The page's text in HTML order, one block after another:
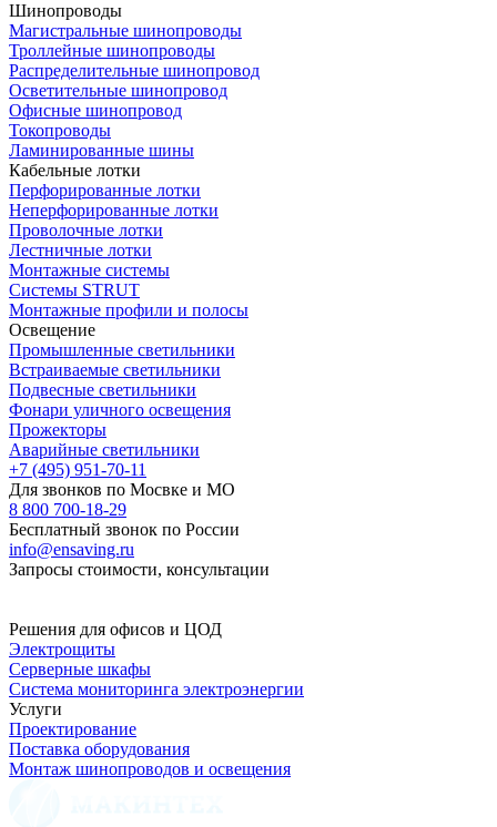
Шинопроводы
Магистральные шинопроводы
Троллейные шинопроводы
Распределительные шинопровод
Осветительные шинопровод
Офисные шинопровод
Токопроводы
Ламинированные шины
Кабельные лотки
Перфорированные лотки
Неперфорированные лотки
Проволочные лотки
Лестничные лотки
Монтажные системы
Системы STRUT
Монтажные профили и полосы
Освещение
Промышленные светильники
Встраиваемые светильники
Подвесные светильники
Фонари уличного освещения
Прожекторы
Аварийные светильники
+7 (495) 951-70-11
Для звонков по Мосвке и МО
8 800 700-18-29
Бесплатный звонок по России
info@ensaving.ru
Запросы стоимости, консультации
Решения для офисов и ЦОД
Электрощиты
Серверные шкафы
Система мониторинга электроэнергии
Услуги
Проектирование
Поставка оборудования
Монтаж шинопроводов и освещения